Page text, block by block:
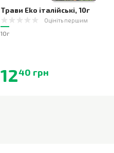
Трави Eko італійські, 10г
Оцініть першим
10г
1240 грн